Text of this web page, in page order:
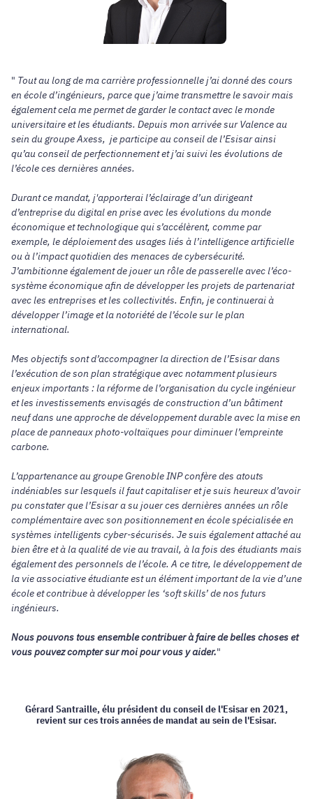
" Tout au long de ma carrière professionnelle j’ai donné des cours
en école d’ingénieurs, parce que j’aime transmettre le savoir mais
également cela me permet de garder le contact avec le monde
universitaire et les étudiants. Depuis mon arrivée sur Valence au
sein du groupe Axess, je participe au conseil de l’Esisar ainsi
qu’au conseil de perfectionnement et j’ai suivi les évolutions de
l’école ces dernières années.
Durant ce mandat, j'apporterai l’éclairage d’un dirigeant
d’entreprise du digital en prise avec les évolutions du monde
économique et technologique qui s’accélèrent, comme par
exemple, le déploiement des usages liés à l’intelligence artificielle
ou à l’impact quotidien des menaces de cybersécurité.
J’ambitionne également de jouer un rôle de passerelle avec l’éco-
système économique afin de développer les projets de partenariat
avec les entreprises et les collectivités. Enfin, je continuerai à
développer l’image et la notoriété de l’école sur le plan
international.
Mes objectifs sont d’accompagner la direction de l’Esisar dans
l’exécution de son plan stratégique avec notamment plusieurs
enjeux importants : la réforme de l’organisation du cycle ingénieur
et les investissements envisagés de construction d’un bâtiment
neuf dans une approche de développement durable avec la mise en
place de panneaux photo-voltaïques pour diminuer l’empreinte
carbone.
L’appartenance au groupe Grenoble INP confère des atouts
indéniables sur lesquels il faut capitaliser et je suis heureux d’avoir
pu constater que l’Esisar a su jouer ces dernières années un rôle
complémentaire avec son positionnement en école spécialisée en
systèmes intelligents cyber-sécurisés. Je suis également attaché au
bien être et à la qualité de vie au travail, à la fois des étudiants mais
également des personnels de l’école. A ce titre, le développement de
la vie associative étudiante est un élément important de la vie d’une
école et contribue à développer les ‘soft skills’ de nos futurs
ingénieurs.
Nous pouvons tous ensemble contribuer à faire de belles choses et
vous pouvez compter sur moi pour vous y aider."
Gérard Santraille, élu président du conseil de l'Esisar en 2021,
revient sur ces trois années de mandat au sein de l'Esisar.